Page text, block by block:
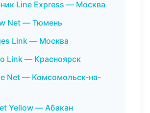
Line Express — Москва
Net — Тюмень
Link — Москва
Link — Красноярск
Net — Комсомольск-на-
Yellow — Абакан